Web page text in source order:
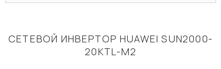
СЕТЕВОЙ ИНВЕРТОР HUAWEI SUN2000-
20KTL-М2